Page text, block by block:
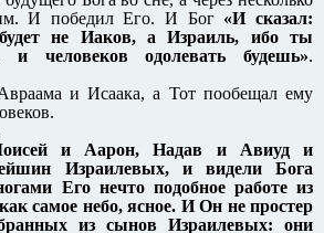
И победил Его. И Бог «И сказал:
не Иаков, а Израиль, ибо ты
человеков одолевать будешь».
и Исаака, а Тот пообещал ему
и Аарон, Надав и Авиуд и
Израилевых, и видели Бога
Его нечто подобное работе из
самое небо, ясное. И Он не простер
из сынов Израилевых: они